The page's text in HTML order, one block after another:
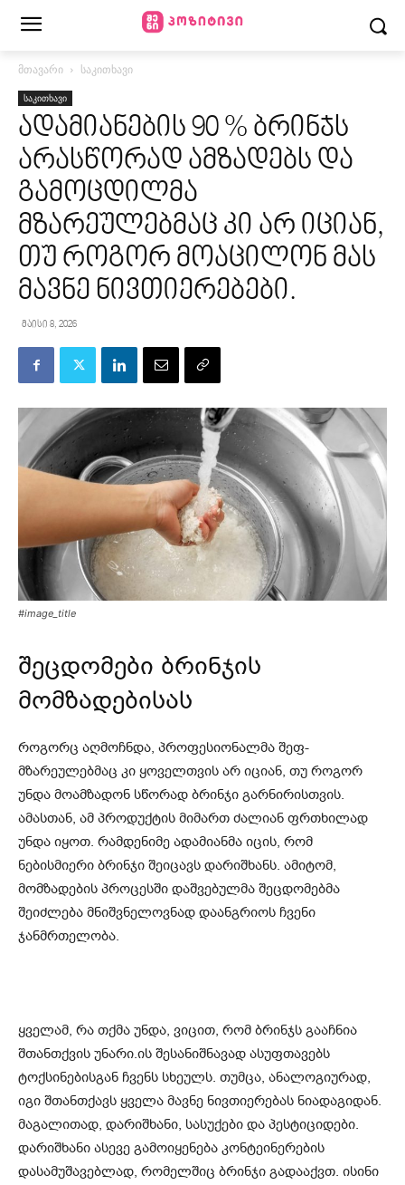
მთავარი საკითხავი
საკითხავი
ადამიანების 90 % ბრინჯს
არასწორად ამზადებს და
გამოცდილმა
მზარეულებმაც კი არ იციან,
თუ როგორ მოაცილონ მას
მავნე ნივთიერებები.
მაისი 8, 2026
#image_title
შეცდომები ბრინჯის
მომზადებისას
როგორც აღმოჩნდა, პროფესიონალმა შეფ-
მზარეულებმაც კი ყოველთვის არ იციან, თუ როგორ
უნდა მოამზადონ სწორად ბრინჯი გარნირისთვის.
ამასთან, ამ პროდუქტის მიმართ ძალიან ფრთხილად
უნდა იყოთ. რამდენიმე ადამიანმა იცის, რომ
ნებისმიერი ბრინჯი შეიცავს დარიშხანს. ამიტომ,
მომზადების პროცესში დაშვებულმა შეცდომებმა
შეიძლება მნიშვნელოვნად დაანგრიოს ჩვენი
ჯანმრთელობა.
ყველამ, რა თქმა უნდა, ვიცით, რომ ბრინჯს გააჩნია
შთანთქვის უნარი.ის შესანიშნავად ასუფთავებს
ტოქსინებისგან ჩვენს სხეულს. თუმცა, ანალოგიურად,
იგი შთანთქავს ყველა მავნე ნივთიერებას ნიადაგიდან.
მაგალითად, დარიშხანი, სასუქები და პესტიციდები.
დარიშხანი ასევე გამოიყენება კონტეინერების
დასამუშავებლად, რომელშიც ბრინჯი გადააქვთ. ისინი